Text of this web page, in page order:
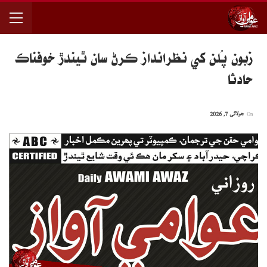
زبون پُلن کي نظرانداز ڪرڻ سان ٿيندڙ خوفناڪ
حادثا
جولائی 7, 2026